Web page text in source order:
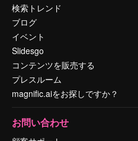
検索トレンド
ブログ
イベント
Slidesgo
コンテンツを販売する
プレスルーム
magnific.aiをお探しですか？
お問い合わせ